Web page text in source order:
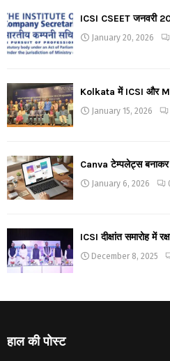
ICSI CSEET जनवरी
January 20, 2026
Kolkata में ICSI और
January 15, 2026
Canva टेम्पलेट्स
January 6, 2026
ICSI दीक्षांत समारोह में
December 8, 2025
हाल की पोस्ट